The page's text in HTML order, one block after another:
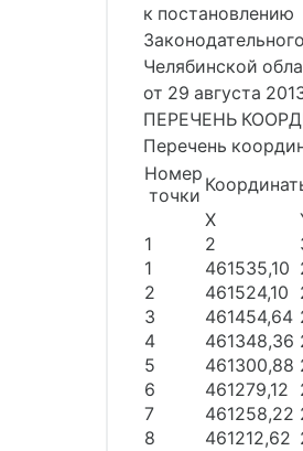
к постановлению
Челябинской
от 29 августа
ПЕРЕЧЕНЬ
Перечень
Номер
точки
X
1
2
1
461535,10
2
461524,10
3
461454,64
4
461348,36
5
461300,88
6
461279,12
7
461258,22
8
461212,62